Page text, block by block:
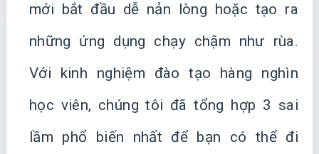
mới bắt đầu dễ nản lòng hoặc tạo ra
những ứng dụng chạy chậm như rùa.
Với kinh nghiệm đào tạo hàng nghìn
học viên, chúng tôi đã tổng hợp 3 sai
lầm phổ biến nhất để bạn có thể đi